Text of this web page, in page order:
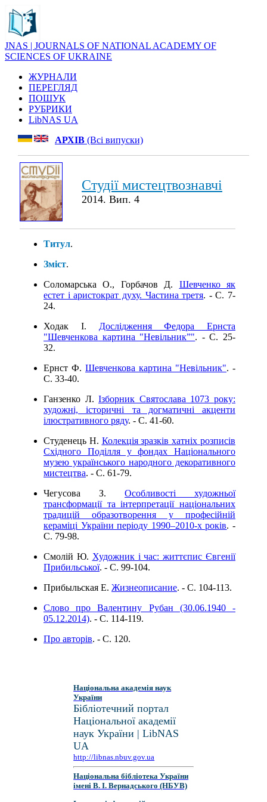
JNAS | JOURNALS OF NATIONAL ACADEMY OF
SCIENCES OF UKRAINE
ЖУРНАЛИ
ПЕРЕГЛЯД
ПОШУК
РУБРИКИ
LibNAS UA
АРХІВ (Всі випуски)
Студії мистецтвознавчі
2014. Вип. 4
Титул.
Зміст.
Соломарська О., Горбачов Д. Шевченко як
естет і аристократ духу. Частина третя. - C. 7-
24.
Ходак І. Дослідження Федора Ернста
"Шевченкова картина "Невільник”". - C. 25-
32.
Ернст Ф. Шевченкова картина "Невільник". -
C. 33-40.
Ганзенко Л.Ізборник Святослава 1073 року:
художні, історичні та догматичні акценти
ілюстративного ряду. - C. 41-60.
Студенець Н. Колекція зразків хатніх розписів
Східного Поділля у фондах Національного
музею українського народного декоративного
мистецтва. - C. 61-79.
Чегусова З. Особливості художньої
трансформації та інтерпретації національних
традицій образотворення у професійній
кераміці України періоду 1990–2010-х років. -
C. 79-98.
Смолій Ю. Художник і час: життєпис Євгенії
Прибильської. - C. 99-104.
Прибыльская Е. Жизнеописание. - C. 104-113.
Слово про Валентину Рубан (30.06.1940 -
05.12.2014). - C. 114-119.
Про авторів. - C. 120.
Національна академія наук
України
Бібліотечний портал
Національної академії
наук України | LibNAS
UA
http://libnas.nbuv.gov.ua
Національна бібліотека України
імені В. І. Вернадського (НБУВ)